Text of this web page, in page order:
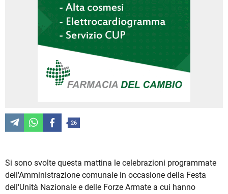
26
Si sono svolte questa mattina le celebrazioni programmate
dell'Amministrazione comunale in occasione della Festa
dell'Unità Nazionale e delle Forze Armate a cui hanno